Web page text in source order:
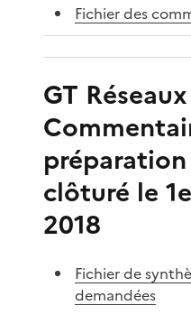
Fichier des
GT
clôturé le
2018
Fichier de
demandées